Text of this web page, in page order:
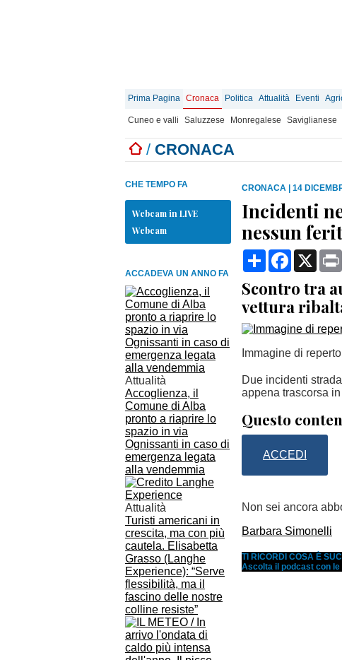
Prima Pagina Cronaca Politica Attualità Eventi
Cuneo e valli Saluzzese Monregalese Saviglianese
/ CRONACA
CHE TEMPO FA
Webcam in LIVE
Webcam
ACCADEVA UN ANNO FA
Attualità
Accoglienza, il
Comune di Alba
pronto a riaprire lo
spazio in via
Ognissanti in caso di
emergenza legata
alla vendemmia
Attualità
Turisti americani in
crescita, ma con più
cautela. Elisabetta
Grasso (Langhe
Experience): “Serve
flessibilità, ma il
fascino delle nostre
colline resiste”
CRONACA 14
Incidenti
nessun
CondividiFacebook
X
Scontro tra
vettura
Immagine di
Due incidenti
appena trascorsa
Questo
ACCEDI
Non sei ancora
Barbara Simonelli
TI RICORDI COSA È
Ascolta il podcast con